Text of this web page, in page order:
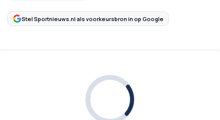
Stel Sportnieuws.nl als voorkeursbron in op Google